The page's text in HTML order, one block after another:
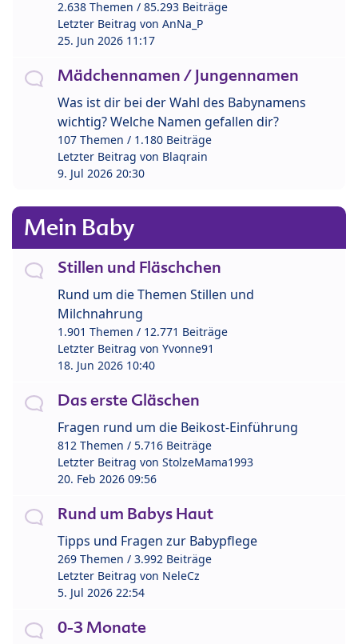
2.638 Themen / 85.293 Beiträge
Letzter Beitrag von AnNa_P
25. Jun 2026 11:17
Mädchennamen / Jungennamen
Was ist dir bei der Wahl des Babynamens
wichtig? Welche Namen gefallen dir?
107 Themen / 1.180 Beiträge
Letzter Beitrag von Blaqrain
9. Jul 2026 20:30
Mein Baby
Stillen und Fläschchen
Rund um die Themen Stillen und
Milchnahrung
1.901 Themen / 12.771 Beiträge
Letzter Beitrag von Yvonne91
18. Jun 2026 10:40
Das erste Gläschen
Fragen rund um die Beikost-Einführung
812 Themen / 5.716 Beiträge
Letzter Beitrag von StolzeMama1993
20. Feb 2026 09:56
Rund um Babys Haut
Tipps und Fragen zur Babypflege
269 Themen / 3.992 Beiträge
Letzter Beitrag von NeleCz
5. Jul 2026 22:54
0-3 Monate